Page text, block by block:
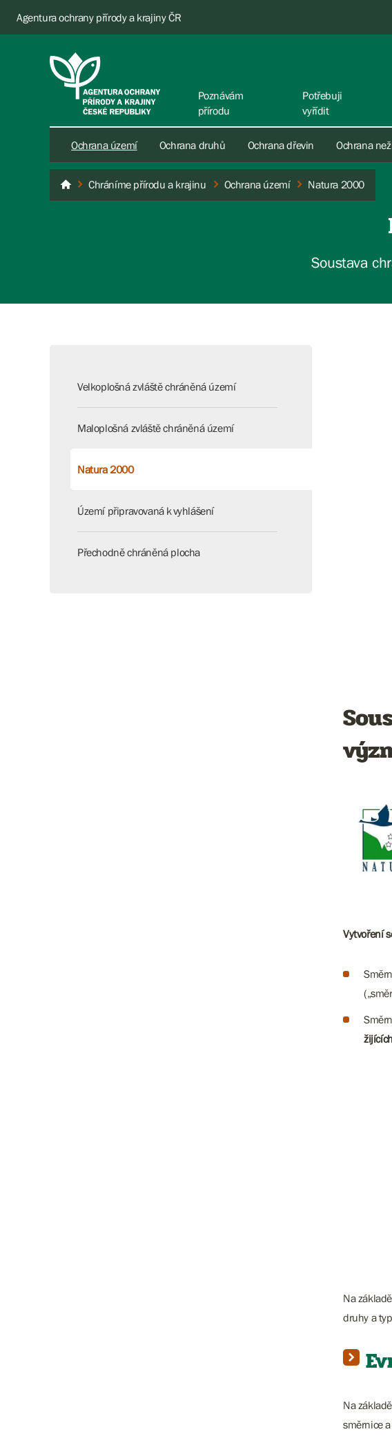
Agentura ochrany přírody a krajiny ČR
Poznávám
přírodu
Potřebuji
vyřídit
Ochrana území Ochrana druhů Ochrana dřevin Ochrana
AOPK ČR
Chráníme přírodu a krajinu Ochrana území Natura 2000
Soustava
Velkoplošná zvláště chráněná území
Maloplošná zvláště chráněná území
Natura 2000
Území připravovaná k vyhlášení
Přechodně chráněná plocha
Vytvoření
Na
druhy a
Na
směrnice